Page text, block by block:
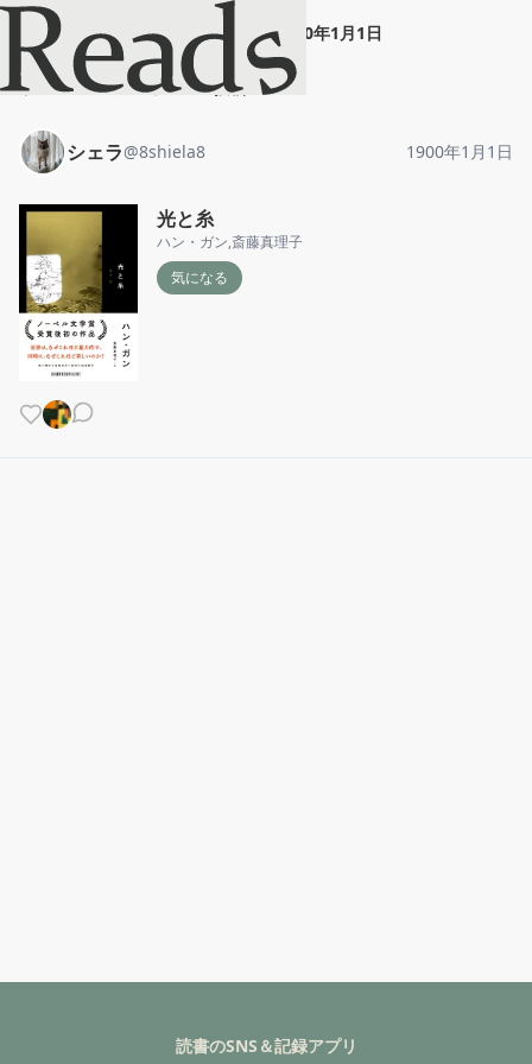
シェラ"光と糸" 1900年1月1日
ホーム シェラ 投稿
シェラ@8shiela8 1900年1月1日
光と糸
ハン・ガン,斎藤真理子
気になる
読書のSNS＆記録アプリ